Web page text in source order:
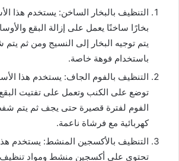
التنظيف بالبخار الساخن: يستخدم هذا
بخارًا ساخنًا يعمل على إزالة البقع
يتم توجيه البخار إلى النسيج ومن ثم
باستخدام فوهة خاصة.
التنظيف بالفوم الجاف: يستخدم هذا
توضع على الكنب وتعمل على تفتيت
الفوم لفترة قصيرة حتى يجف ثم يتم
كهربائية مع فرشاة ناعمة.
التنظيف بالأكسجين المنشط: يستخدم
تحتوي على أكسجين منشط ومواد